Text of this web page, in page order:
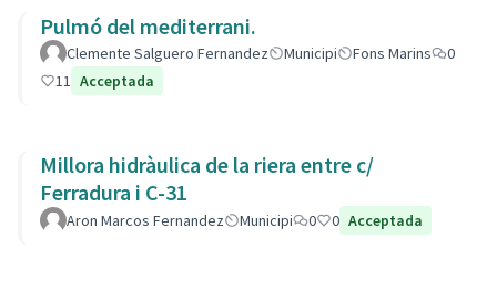
Pulmó del mediterrani.
Clemente Salguero Fernandez Municipi Fons Marins
0
11 Acceptada
Millora hidràulica de la riera entre c/
Ferradura i C-31
Aron Marcos Fernandez Municipi 0 0 Acceptada